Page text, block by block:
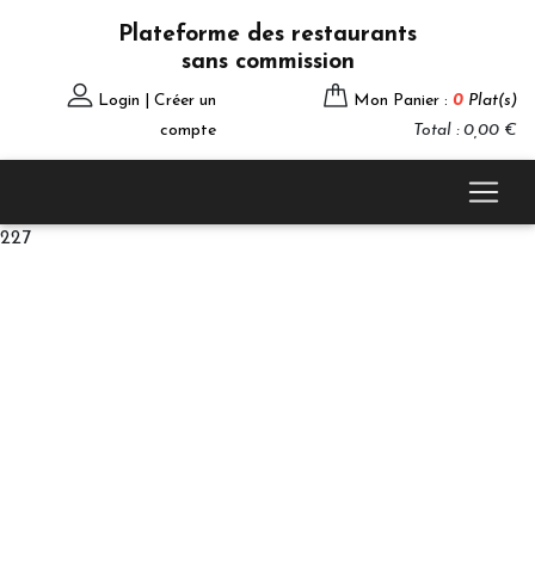
Plateforme des restaurants
sans commission
Login | Créer un
compte
Mon Panier : 0 Plat(s)
Total : 0,00 €
227